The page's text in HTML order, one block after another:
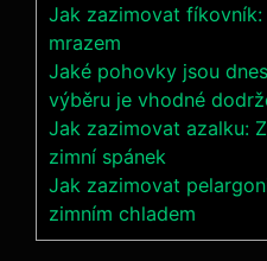
Jak zazimovat
mrazem
Jaké pohovky jsou
výběru je vhodné
Jak zazimovat azalku:
zimní spánek
Jak zazimovat
zimním chladem